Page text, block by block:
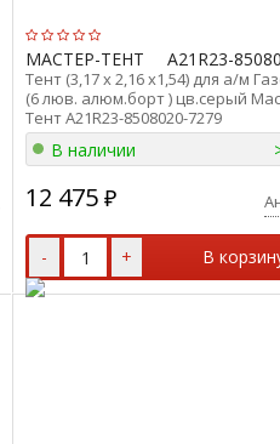
МАСТЕР-ТЕНТ А21R23-
Тент (3,17 х 2,16 х1,54) для а/м
(6 люв. алюм.борт ) цв.серый
Тент А21R23-8508020-7279
В наличии
12 475 ₽
- + В